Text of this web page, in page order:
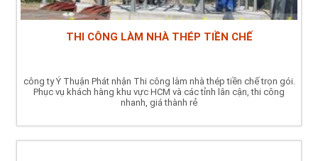
THI CÔNG LÀM NHÀ THÉP TIỀN CHẾ
công ty Ý Thuận Phát nhận Thi công làm nhà thép tiền chế trọn gói.
Phục vụ khách hàng khu vực HCM và các tỉnh lân cận, thi công
nhanh, giá thành rẻ